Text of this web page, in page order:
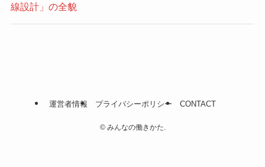
線設計」の全貌
運営者情報 プライバシーポリシー CONTACT
©みんなの働きかた.